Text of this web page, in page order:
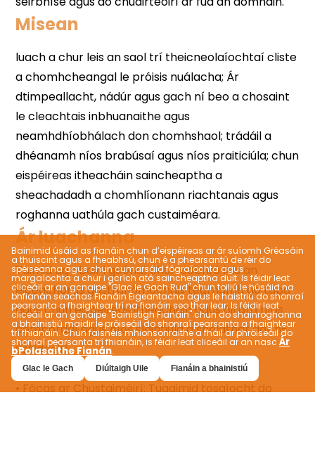
Bainimid úsáid as fianáin chun d’eispéireas ar ár suíomh Gréasáin
a thuiscint agus a fheabhsú, chun é a phearsantú de réir do
spéiseanna agus chun cumarsáid fógraíochta agus
margaíochta a chur i gcrích atá saincheaptha duit. Is féidir leat
cliceáil ar an gcnaipe "Glac le Gach Rud" chun toiliú le húsáid na
bhfianán seachas Fianáin Éigeantacha agus le haistriú do shonraí
pearsanta a fhaightear trí na fianáin seo thar lear; Is féidir leat
cliceáil ar an gcnaipe "Bainistigh Fianáin" chun do shainroghanna
a bhainistiú maidir le próiseáil do shonraí pearsanta a fhaightear
trí fhianáin. Chun faisnéis mhionsonraithe a fháil ar phróiseáil do
shonraí pearsanta trí fhianáin, is féidir leat cliceáil ar an nasc Ár
bPolasaithe Fianán.
Glac le Gach Diúltaigh Uile Fianáin a bhainistiú
Misean
Ár luachanna